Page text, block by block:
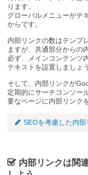
ります。
グローバルメニューがテ
からです。
内部リンクの数はテンプ
ますが、共通部分からの
必ず、メインコンテンツ
テキストを設置しましょう
そして、内部リンクが
定期的にサーチコンソー
要なページに内部リンク
SEOを考慮した内
内部リンクは関